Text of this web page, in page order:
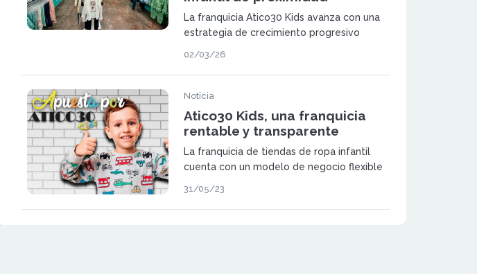
La franquicia Atico30 Kids avanza con una
estrategia de crecimiento progresivo
ajustada y acompañamiento al
franquiciado.
02/03/26
Noticia
Atico30 Kids, una franquicia
rentable y transparente
La franquicia de tiendas de ropa infantil
cuenta con un modelo de negocio flexible
emprendedores e inversores del sector.
31/05/23